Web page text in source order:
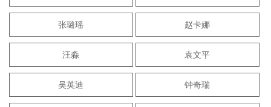
张璐瑶 赵卡娜
汪淼 袁文平
吴英迪 钟奇瑞